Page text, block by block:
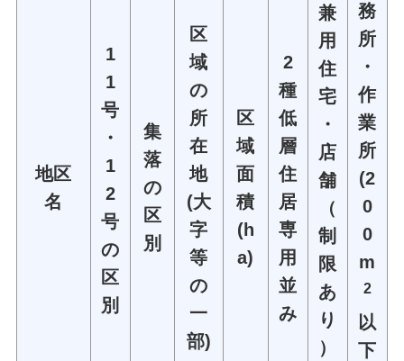
地区
名
1
1
号
・
1
2
号
の
区
別
集
落
の
区
別
区
域
の
所
在
地
(大
字
等
の
一
部)
区
域
面
積
(h
a)
2
種
低
層
住
居
専
用
並
み
兼
用
住
宅
・
店
舗
（
制
限
あ
り
）
務
所
・
作
業
所
(2
0
0
m
2
以
下